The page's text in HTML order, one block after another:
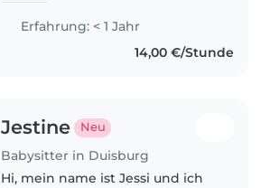
gerne mit Kindern arbeitet. Ich
habe Erfahrung mit
Kleinkindern und liebe es, ihnen
Erfahrung: < 1 Jahr
14,00 €/Stunde
Jestine Neu
Babysitter in Duisburg
Hi, mein name ist Jessi und ich